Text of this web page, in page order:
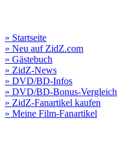
» Startseite
» Neu auf ZidZ.com
» Gästebuch
» ZidZ-News
» DVD/BD-Infos
» DVD/BD-Bonus-Vergleich
» ZidZ-Fanartikel kaufen
» Meine Film-Fanartikel